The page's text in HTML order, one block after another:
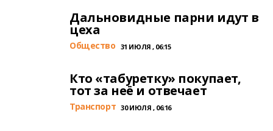
Дальновидные парни идут в
цеха
Общество 31 ИЮЛЯ , 06:15
Кто «табуретку» покупает,
тот за неё и отвечает
Транспорт 30 ИЮЛЯ , 06:16